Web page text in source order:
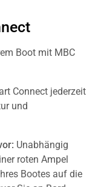
Boot mit MBC
Connect jederzeit
und
Unabhängig
roten Ampel
Bootes auf die